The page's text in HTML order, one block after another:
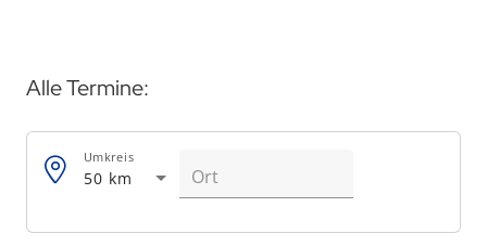
Alle Termine:
50 km
Umkreis